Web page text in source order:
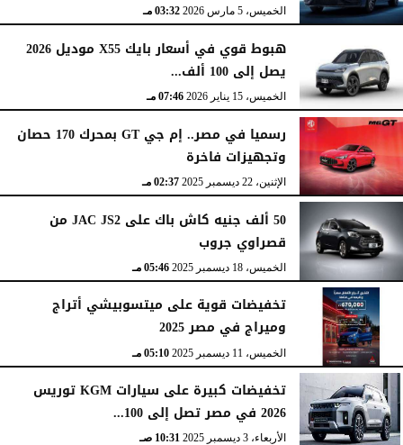
الخميس، 5 مارس 2026 03:32 مـ
هبوط قوي في أسعار بايك X55 موديل 2026
يصل إلى 100 ألف...
الخميس، 15 يناير 2026 07:46 مـ
رسميا في مصر.. إم جي GT بمحرك 170 حصان
وتجهيزات فاخرة
الإثنين، 22 ديسمبر 2025 02:37 مـ
50 ألف جنيه كاش باك على JAC JS2 من
قصراوي جروب
الخميس، 18 ديسمبر 2025 05:46 مـ
تخفيضات قوية على ميتسوبيشي أتراج
وميراج في مصر 2025
الخميس، 11 ديسمبر 2025 05:10 مـ
تخفيضات كبيرة على سيارات KGM توريس
2026 في مصر تصل إلى 100...
الأربعاء، 3 ديسمبر 2025 10:31 صـ